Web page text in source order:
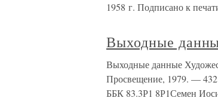
1958 г. Подписано к
Выходные
Выходные данные
Просвещение, 1979. —
ББК 83.3Р1 8Р1Семен